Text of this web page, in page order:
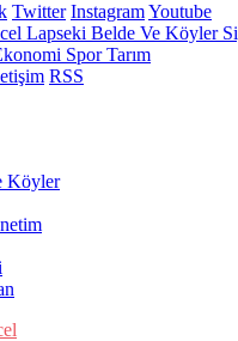
Twitter InstagramYoutube
Lapseki Belde Ve Köyler
SporTarım
RSS
Köyler